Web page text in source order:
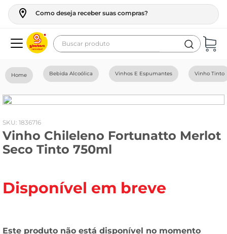
Como deseja receber suas compras?
Buscar produto
Bebida Alcoólica Vinhos E Espumantes Vinho Tinto
: 1836716
Vinho Chileleno Fortunatto Merlot
Seco Tinto 750ml
Disponível em breve
geladeira
fogao
café
cerveja
leite